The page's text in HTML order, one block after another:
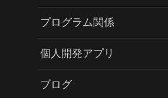
プログラム関係
個人開発アプリ
ブログ